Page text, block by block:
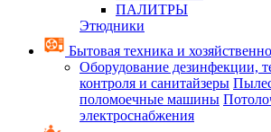
ПАЛИТРЫ
Этюдники
Бытовая техника и
Оборудование дезинфекции,
контроля и санитайзеры
поломоечные машины
электроснабжения